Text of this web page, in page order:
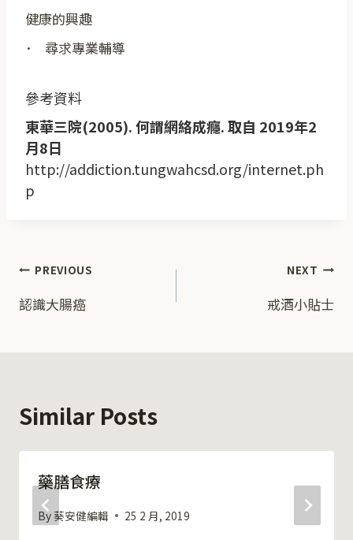
健康的興趣
･ 尋求專業輔導
參考資料
東華三院(2005).何謂網絡成癮.取自 2019年2
月8日
http://addiction.tungwahcsd.org/internet.ph
p
PREVIOUS
認識大腸癌
NEXT
戒酒小貼士
Similar Posts
藥膳食療
By 葵安健編輯 25 2 月, 2019